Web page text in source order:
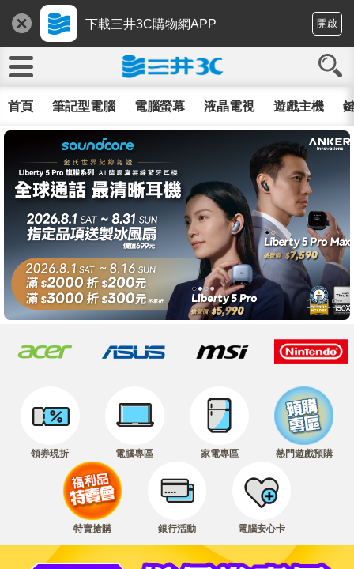
下載三井3C購物網APP 開啟
首頁 筆記型電腦 電腦螢幕 液晶電視 遊戲主機
12/15
領券現折 電腦專區 家電專區 熱門遊戲預購
特賣搶購 銀行活動 電腦安心卡